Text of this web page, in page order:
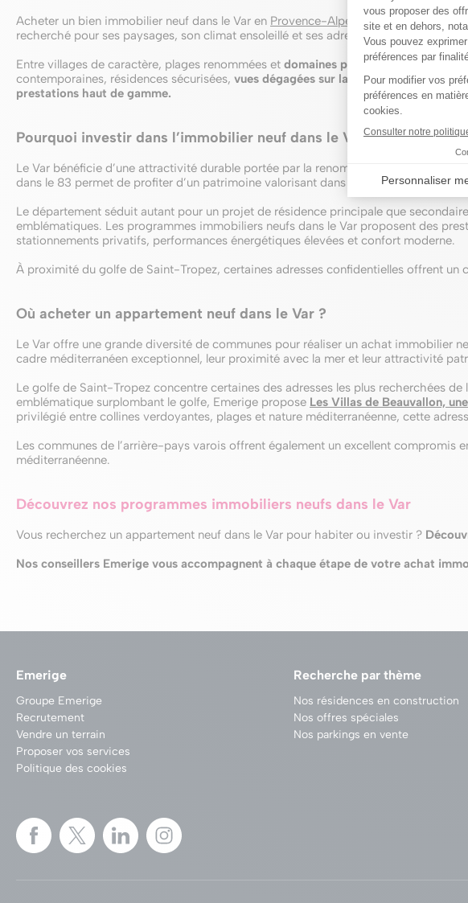
Acheter un bien immobilier neuf dans le Var en Provence-Alpes-Côte d'Azur, c’est
recherché pour ses paysages, son climat ensoleillé et ses adresses exclusives, le
Entre villages de caractère, plages renommées et domaines privés confidentiels, le
contemporaines, résidences sécurisées, vues dégagées sur la nature ou la mer:
prestations haut de gamme.
Pourquoi investir dans l’immobilier neuf dans le Var ?
Le Var bénéficie d’une attractivité durable portée par la renommée de la Côte
dans le 83 permet de profiter d’un patrimoine valorisant dans l’un des secteurs les
Le département séduit autant pour un projet de résidence principale que
emblématiques. Les programmes immobiliers neufs dans le Var proposent des
stationnements privatifs, performances énergétiques élevées et confort moderne.
À proximité du golfe de Saint-Tropez, certaines adresses confidentielles offrent
Où acheter un appartement neuf dans le Var ?
Le Var offre une grande diversité de communes pour réaliser un achat immobilier
cadre méditerranéen exceptionnel, leur proximité avec la mer et leur attractivité
Le golfe de Saint-Tropez concentre certaines des adresses les plus recherchées
emblématique surplombant le golfe, Emerige propose Les Villas de Beauvallon,
privilégié entre collines verdoyantes, plages et nature méditerranéenne, cette
Les communes de l’arrière-pays varois offrent également un excellent
méditerranéenne.
Découvrez nos programmes immobiliers neufs dans le Var
Vous recherchez un appartement neuf dans le Var pour habiter ou investir ?
Nos conseillers Emerige vous accompagnent à chaque étape de votre achat
Emerige
Groupe Emerige
Recrutement
Vendre un terrain
Proposer vos services
Politique des cookies
Recherche par thème
Nos résidences en construction
Nos offres spéciales
Nos parkings en vente